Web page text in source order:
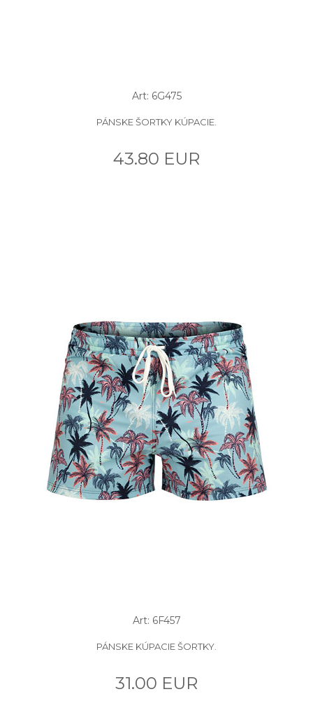
Art: 6G475
PÁNSKE ŠORTKY KÚPACIE.
43.80 EUR
Art: 6F457
PÁNSKE KÚPACIE ŠORTKY.
31.00 EUR